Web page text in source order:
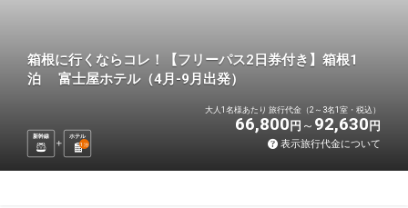
箱根に行くならコレ！【フリーパス2日券付き】箱根1
泊 富士屋ホテル（4月-9月出発）
新幹線
ホテル
1 泊
大人1名様あたり 旅行代金（2～3名1室・税込）
66,800 円 92,630 円
表示旅行代金について